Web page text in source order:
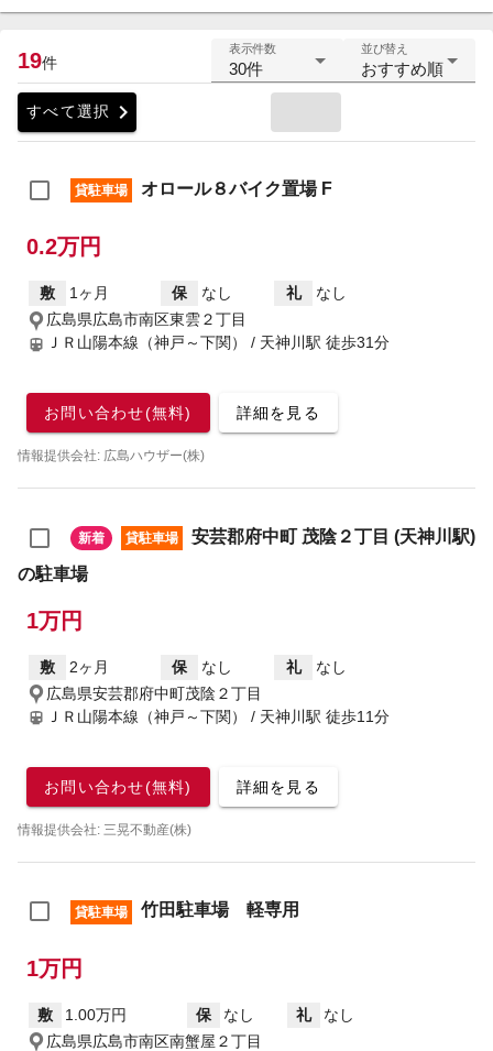
19件
表示件数
30件
並び替え
おすすめ順
すべて選択 chevron_right
貸駐車場 オロール８バイク置場 F
0.2万円
敷 1ヶ月 保 なし 礼
なし
広島県広島市南区東雲２丁目
ＪＲ山陽本線（神戸～下関） / 天神川駅 徒歩31分
お問い合わせ(無料) 詳細を見る
情報提供会社: 広島ハウザー(株)
新着 貸駐車場
安芸郡府中町 茂陰２丁目 (天神川駅)
の駐車場
1万円
敷 2ヶ月 保 なし 礼
なし
広島県安芸郡府中町茂陰２丁目
ＪＲ山陽本線（神戸～下関） / 天神川駅 徒歩11分
お問い合わせ(無料) 詳細を見る
情報提供会社: 三晃不動産(株)
貸駐車場 竹田駐車場 軽専用
1万円
敷 1.00万円 保 なし 礼
なし
広島県広島市南区南蟹屋２丁目